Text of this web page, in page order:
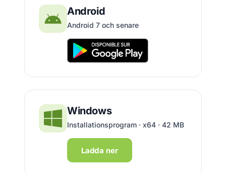
Android
Android 7 och senare
Windows
Installationsprogram · x64 · 42 MB
Ladda ner